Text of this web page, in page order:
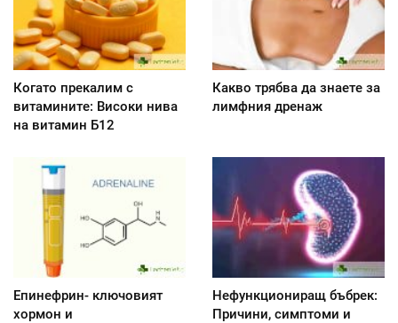
Когато прекалим с
витамините: Високи нива
на витамин Б12
Какво трябва да знаете за
лимфния дренаж
Епинефрин- ключовият
хормон и
Нефункциониращ бъбрек:
Причини, симптоми и